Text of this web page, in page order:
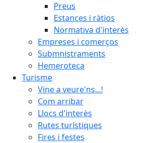
Preus
Estances i ràtios
Normativa d'interès
Empreses i comerços
Submnistraments
Hemeroteca
Turisme
Vine a veure'ns...!
Com arribar
Llocs d'interès
Rutes turístiques
Fires i festes